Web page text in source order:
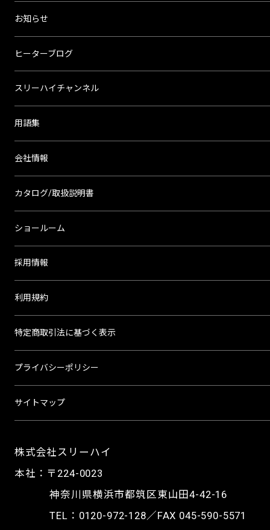
株式会社スリーハイ
本社：〒224-0023
神奈川県横浜市都筑区東山田4-42-16
TEL： 0120-972-128／FAX 045-590-5571
お知らせ
ヒーターブログ
スリーハイチャンネル
用語集
会社情報
カタログ/取扱説明書
ショールーム
採用情報
利用規約
特定商取引法に基づく表示
プライバシーポリシー
サイトマップ